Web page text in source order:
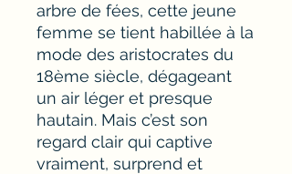
arbre de fées, cette jeune
femme se tient habillée à la
mode des aristocrates du
18ème siècle, dégageant
un air léger et presque
hautain. Mais c’est son
regard clair qui captive
vraiment, surprend et